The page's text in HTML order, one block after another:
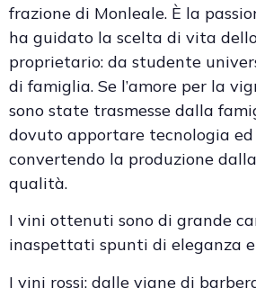
frazione di Monleale. È la
ha guidato la scelta di vita
proprietario: da studente
di famiglia. Se l’amore per la
sono state trasmesse dalla
dovuto apportare tecnologia
convertendo la produzione
qualità.
I vini ottenuti sono di grande
inaspettati spunti di eleganza
I vini rossi: dalle vigne di